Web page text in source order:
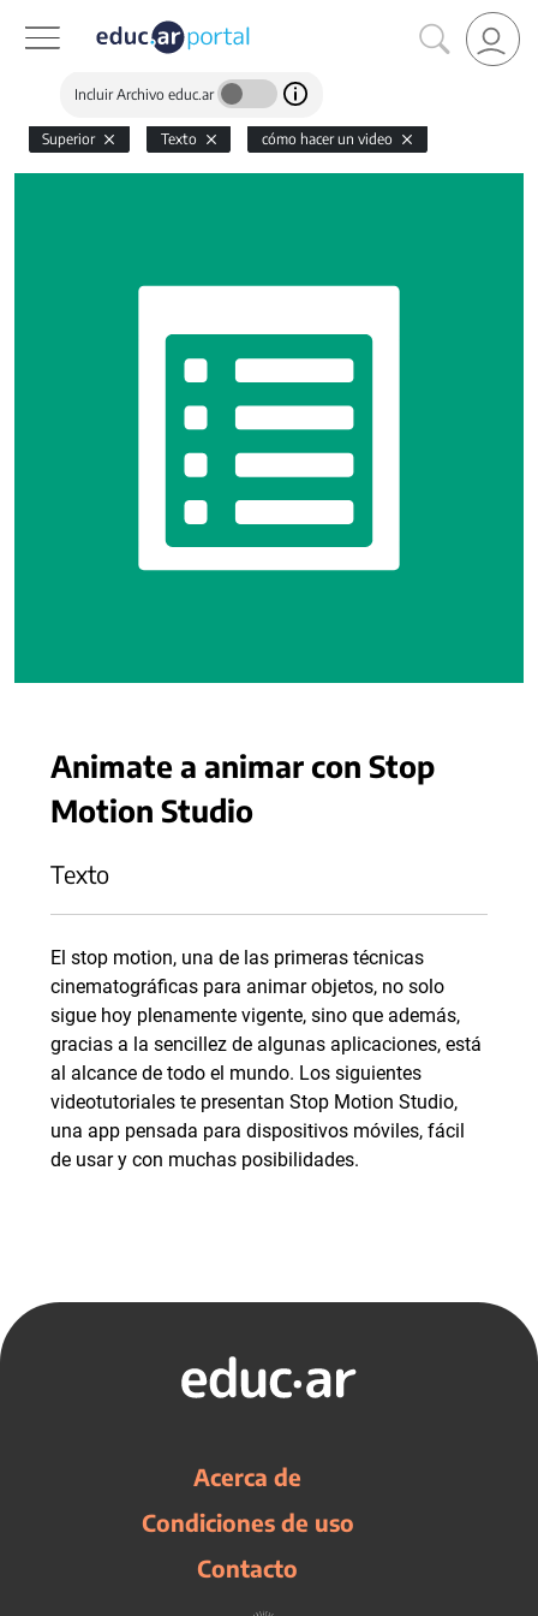
Incluir Archivo educ.ar
Superior Texto cómo hacer un video
Animate a animar con Stop
Motion Studio
Texto
El stop motion, una de las primeras técnicas
cinematográficas para animar objetos, no solo
sigue hoy plenamente vigente, sino que además,
gracias a la sencillez de algunas aplicaciones, está
al alcance de todo el mundo. Los siguientes
videotutoriales te presentan Stop Motion Studio,
una app pensada para dispositivos móviles, fácil
de usar y con muchas posibilidades.
Acerca de
Condiciones de uso
Contacto